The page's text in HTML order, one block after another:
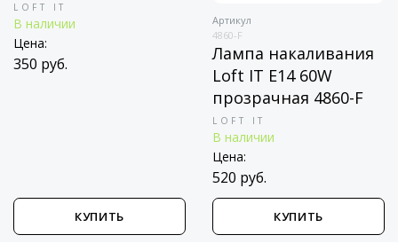
LOFT IT
В наличии
Цена:
350 руб.
КУПИТЬ
Артикул
4860-F
Лампа накаливания
Loft IT E14 60W
прозрачная 4860-F
LOFT IT
В наличии
Цена:
520 руб.
КУПИТЬ